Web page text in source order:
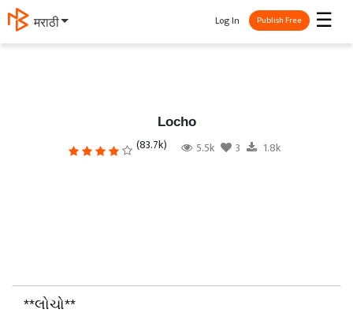
मराठी ☰
Log In Publish Free
Locho
(83.7k) 5.5k 3 1.8k
**લોચો**